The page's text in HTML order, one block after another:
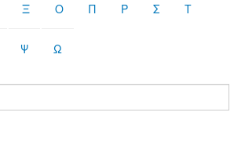
Ξ Ο Π Ρ Σ Τ
Ψ Ω